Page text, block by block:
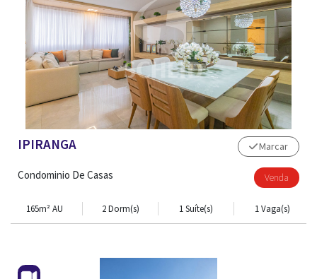
IPIRANGA
Condominio De Casas
Marcar
Venda
165m² AU 2 Dorm(s) 1 Suíte(s) 1 Vaga(s)